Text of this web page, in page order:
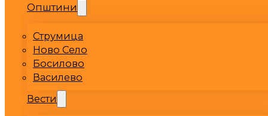
Општини
Струмица
Ново Село
Босилово
Василево
Вести